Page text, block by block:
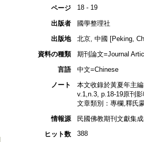
ページ 18 - 19
出版者
國學整理社
出版地
北京, 中國 [Peking,
資料の種類
期刊論文=Journal
言語
中文=Chinese
ノート
本文收錄於黃夏年主
v.1,n.3, p.18-19原刊
文章類別：專欄,釋氏
情報源
民國佛教期刊文獻集
ヒット数
388